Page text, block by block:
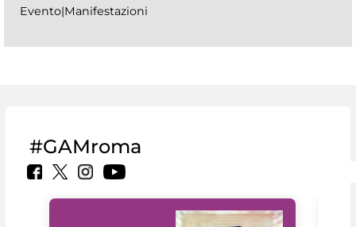
Evento|Manifestazioni
#GAMroma